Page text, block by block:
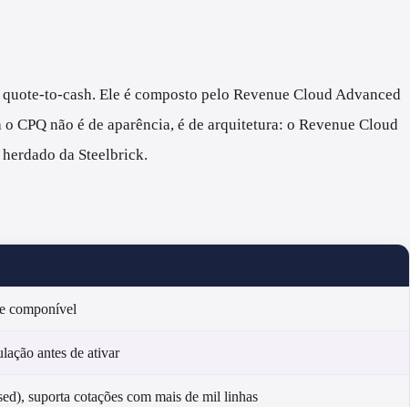
to-cash. Ele é composto pelo Revenue Cloud Advanced
não é de aparência, é de arquitetura: o Revenue Cloud
da Steelbrick.
componível
antes de ativar
suporta cotações com mais de mil linhas